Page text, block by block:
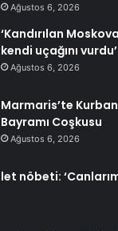
Ağustos 6, 2026
‘Kandırılan
kendi uçağını vurdu’
Ağustos 6, 2026
Marmaris’te Kurban
Bayramı Coşkusu
Ağustos 6, 2026
nöbeti: